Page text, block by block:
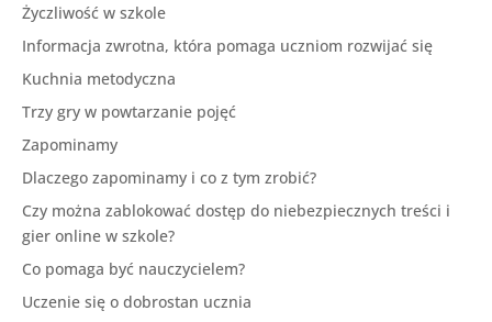
Życzliwość w szkole
Informacja zwrotna, która pomaga uczniom rozwijać się
Kuchnia metodyczna
Trzy gry w powtarzanie pojęć
Zapominamy
Dlaczego zapominamy i co z tym zrobić?
Czy można zablokować dostęp do niebezpiecznych treści i
gier online w szkole?
Co pomaga być nauczycielem?
Uczenie się o dobrostan ucznia